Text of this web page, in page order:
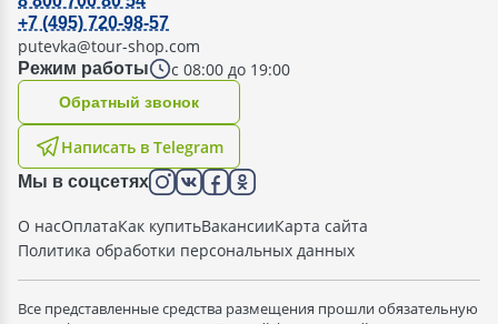
Режим работы с 08:00 до 19:00
+7 (495) 720-98-57
putevka@tour-shop.com
Написать в Telegram
Oбратный звонок
Мы в соцсетях
О насОплатаКак купитьВакансииКарта сайта
Политика обработки персональных данных
Все представленные средства размещения прошли обязательную